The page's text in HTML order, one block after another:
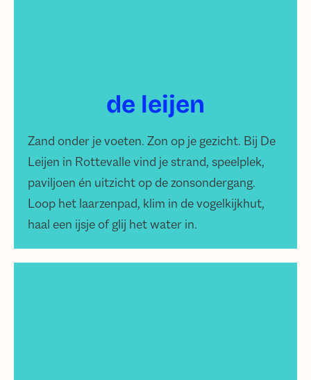
de leijen
Zand onder je voeten. Zon op je gezicht. Bij De
Leijen in Rottevalle vind je strand, speelplek,
paviljoen én uitzicht op de zonsondergang.
Loop het laarzenpad, klim in de vogelkijkhut,
haal een ijsje of glij het water in.